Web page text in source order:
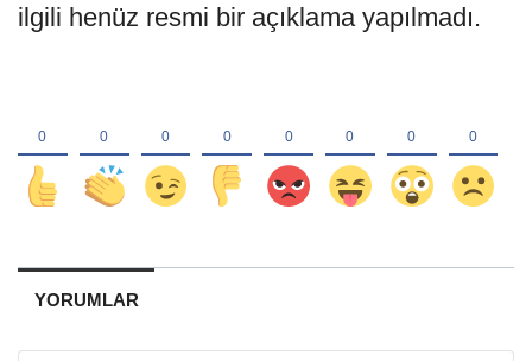
ilgili henüz resmi bir açıklama yapılmadı.
YORUMLAR